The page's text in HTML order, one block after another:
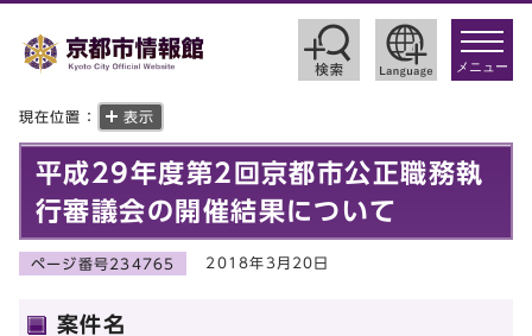
toggle
メニュー
現在位置： 表示
平成29年度第2回京都市公正職務執
行審議会の開催結果について
ページ番号234765 2018年3月20日
案件名